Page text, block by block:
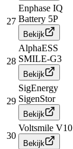
27
Enphase IQ
Battery 5P
Bekijk
28
AlphaESS
SMILE-G3
Bekijk
29
SigEnergy
SigenStor
Bekijk
30
Voltsmile V10
Bekijk